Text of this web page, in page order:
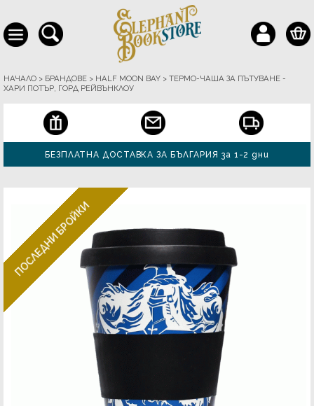
НАЧАЛО > БРАНДОВЕ > HALF MOON BAY > ТЕРМО-ЧАША ЗА ПЪТУВАНЕ -
ХАРИ ПОТЪР, ГОРД РЕЙВЪНКЛОУ
БЕЗПЛАТНА ДОСТАВКА ЗА БЪЛГАРИЯ за 1-2 дни
ПОСЛЕДНИ БРОЙКИ